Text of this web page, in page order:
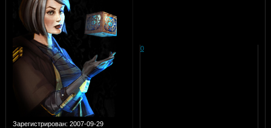
Зарегистрирован: 2007-09-29
0